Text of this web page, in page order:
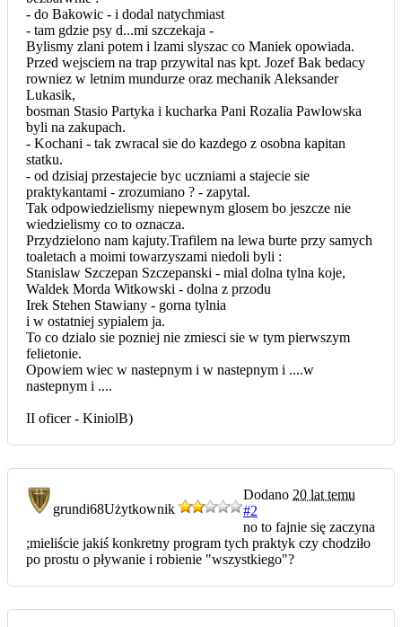
- do Bakowic - i dodal natychmiast
- tam gdzie psy d...mi szczekaja -
Bylismy zlani potem i lzami slyszac co Maniek opowiada.
Przed wejsciem na trap przywital nas kpt. Jozef Bak bedacy
rowniez w letnim mundurze oraz mechanik Aleksander
Lukasik,
bosman Stasio Partyka i kucharka Pani Rozalia Pawlowska
byli na zakupach.
- Kochani - tak zwracal sie do kazdego z osobna kapitan
statku.
- od dzisiaj przestajecie byc uczniami a stajecie sie
praktykantami - zrozumiano ? - zapytal.
Tak odpowiedzielismy niepewnym glosem bo jeszcze nie
wiedzielismy co to oznacza.
Przydzielono nam kajuty.Trafilem na lewa burte przy samych
toaletach a moimi towarzyszami niedoli byli :
Stanislaw Szczepan Szczepanski - mial dolna tylna koje,
Waldek Morda Witkowski - dolna z przodu
Irek Stehen Stawiany - gorna tylnia
i w ostatniej sypialem ja.
To co dzialo sie pozniej nie zmiesci sie w tym pierwszym
felietonie.
Opowiem wiec w nastepnym i w nastepnym i ....w
nastepnym i ....
II oficer - KiniolB)
grundi68Użytkownik
Dodano 20 lat temu
#2
no to fajnie się zaczyna
;mieliście jakiś konkretny program tych praktyk czy chodziło
po prostu o pływanie i robienie "wszystkiego"?